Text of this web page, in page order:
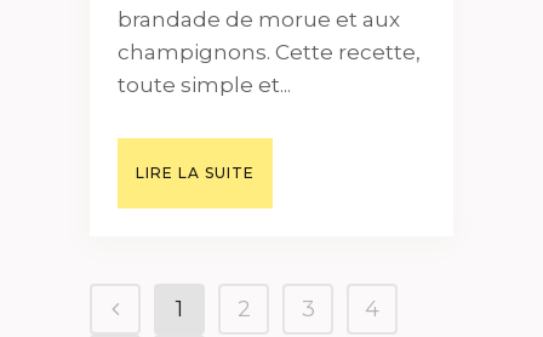
brandade de morue et aux
champignons. Cette recette,
toute simple et...
LIRE LA SUITE
1 2 3
4